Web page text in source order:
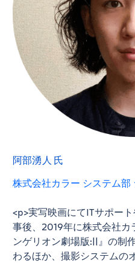
阿部湧人 氏
株式会社カラー システム部
<p>実写映画にてITサポー
事後、2019年に株式会社
ンゲリオン劇場版:||』の制
わるほか、撮影システムの